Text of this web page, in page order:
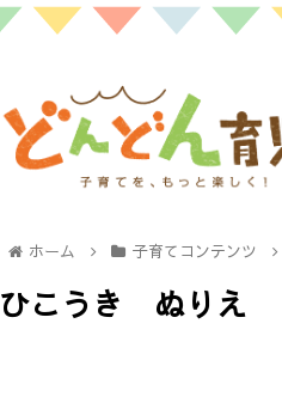
ホーム 子育てコンテンツ
ひこうき ぬりえ